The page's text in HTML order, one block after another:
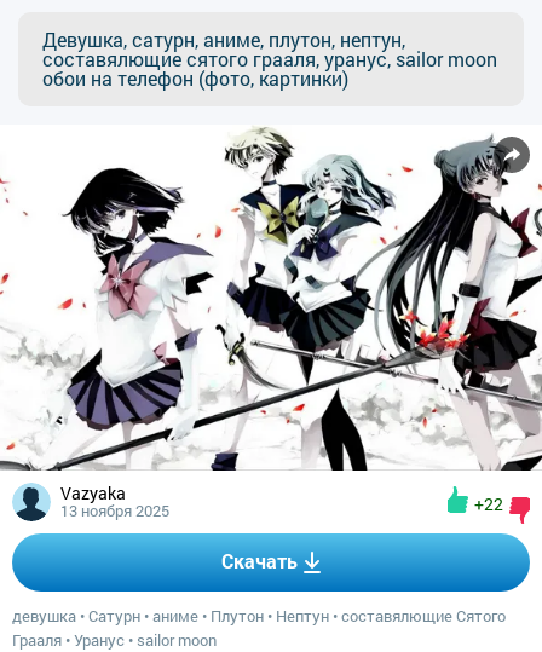
Девушка, сатурн, аниме, плутон, нептун,
составялющие сятого грааля, уранус, sailor moon
обои на телефон (фото, картинки)
Vazyaka
13 ноября 2025 +22
Скачать
девушка •Сатурн •аниме • Плутон • Нептун •составялющие Сятого
Грааля •Уранус • sailor moon